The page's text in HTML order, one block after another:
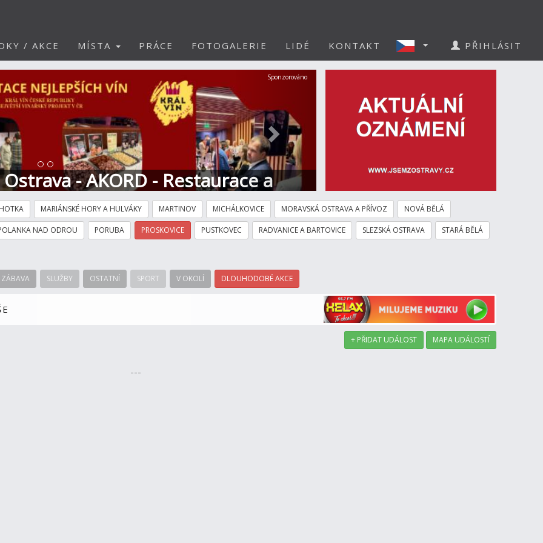
/ AKCE MÍSTA PRÁCE FOTOGALERIE LIDÉ KONTAKT PŘIHLÁSIT
- AKORD - Restaurace a
Další
Sponzorováno
MARIÁNSKÉ HORY A HULVÁKY MARTINOV MICHÁLKOVICE MORAVSKÁ OSTRAVA A PŘÍVOZ NOVÁ BĚLÁ
NAD ODROU PORUBA PROSKOVICE PUSTKOVEC RADVANICE A BARTOVICE SLEZSKÁ OSTRAVA STARÁ BĚLÁ
ZÁBAVA SLUŽBY OSTATNÍ SPORT V OKOLÍ DLOUHODOBÉ AKCE
+ PŘIDAT UDÁLOST MAPA UDÁLOSTÍ
---